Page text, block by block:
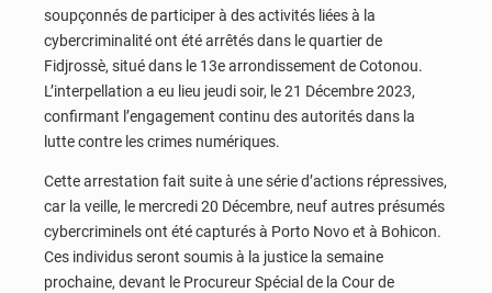
soupçonnés de participer à des activités liées à la
cybercriminalité ont été arrêtés dans le quartier de
Fidjrossè, situé dans le 13e arrondissement de Cotonou.
L’interpellation a eu lieu jeudi soir, le 21 Décembre 2023,
confirmant l’engagement continu des autorités dans la
lutte contre les crimes numériques.
Cette arrestation fait suite à une série d’actions répressives,
car la veille, le mercredi 20 Décembre, neuf autres présumés
cybercriminels ont été capturés à Porto Novo et à Bohicon.
Ces individus seront soumis à la justice la semaine
prochaine, devant le Procureur Spécial de la Cour de